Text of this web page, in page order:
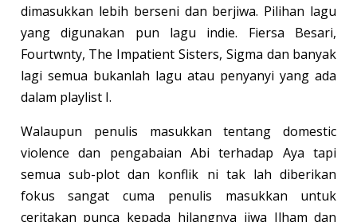
dimasukkan lebih berseni dan berjiwa. Pilihan lagu
yang digunakan pun lagu indie. Fiersa Besari,
Fourtwnty, The Impatient Sisters, Sigma dan banyak
lagi semua bukanlah lagu atau penyanyi yang ada
dalam playlist I.
Walaupun penulis masukkan tentang domestic
violence dan pengabaian Abi terhadap Aya tapi
semua sub-plot dan konflik ni tak lah diberikan
fokus sangat cuma penulis masukkan untuk
ceritakan punca kepada hilangnya jiwa Ilham dan